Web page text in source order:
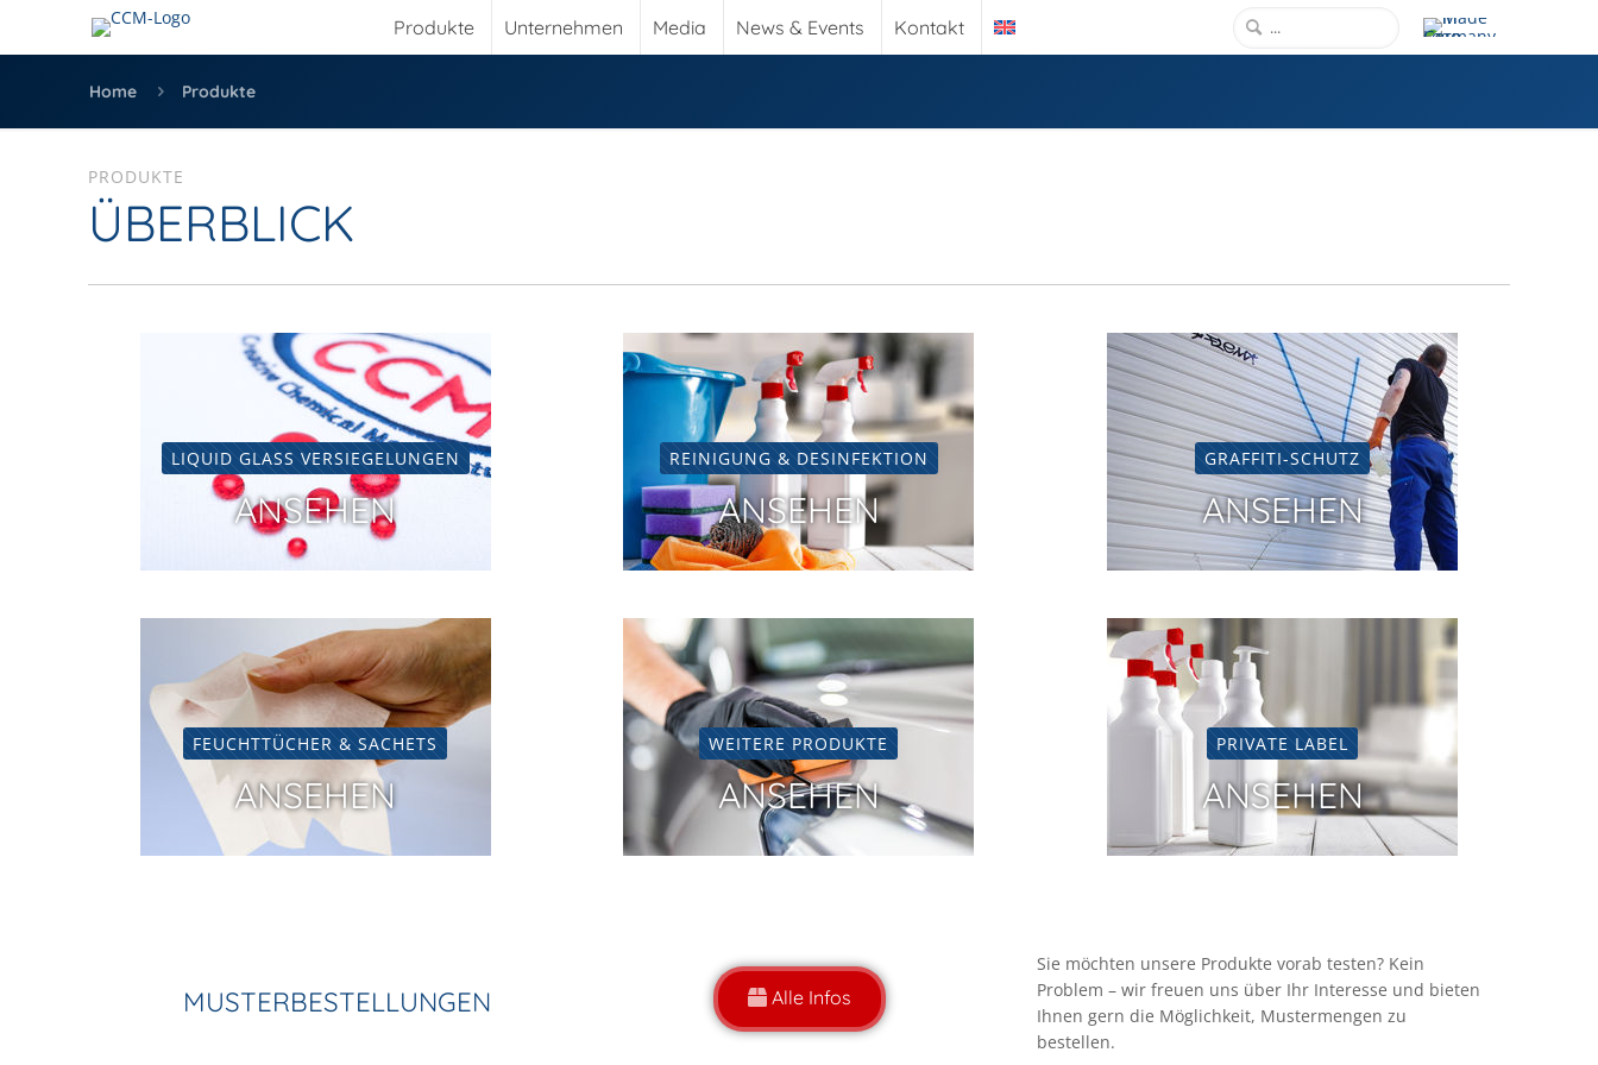
Produkte Unternehmen Media News & Events Kontakt
Home Produkte
PRODUKTE
ÜBERBLICK
LIQUID GLASS VERSIEGELUNGEN
ANSEHEN
REINIGUNG & DESINFEKTION
ANSEHEN
GRAFFITI-SCHUTZ
ANSEHEN
FEUCHTTÜCHER & SACHETS
ANSEHEN
WEITERE PRODUKTE
ANSEHEN
PRIVATE LABEL
ANSEHEN
MUSTERBESTELLUNGEN Alle Infos
Sie möchten unsere Produkte vorab testen? Kein
Problem – wir freuen uns über Ihr Interesse und bieten
Ihnen gern die Möglichkeit, Mustermengen zu
bestellen.